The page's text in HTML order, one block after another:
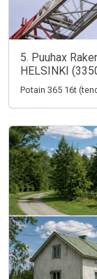
5. Puuhax
HELSINKI
Potain 365 16t